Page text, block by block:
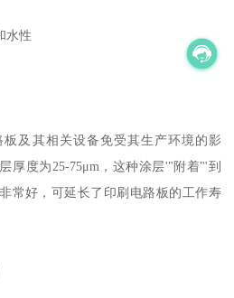
水性
及其相关设备免受其生产环境的影
厚度为25-75μm，这种涂层'"附着"'到
常好，可延长了印刷电路板的工作寿